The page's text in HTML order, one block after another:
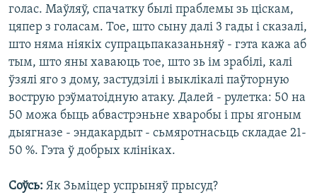
голас. Маўляў, спачатку былі праблемы зь ціскам,
цяпер з голасам. Тое, што сыну далі 3 гады і сказалі,
што няма ніякіх супрацьпаказаньняў - гэта кажа аб
тым, што яны хаваюць тое, што зь ім зрабілі, калі
ўзялі яго з дому, застудзілі і выклікалі паўторную
вострую рэўматоідную атаку. Далей - рулетка: 50 на
50 можа быць абвастрэньне хваробы і пры ягоным
дыягназе - эндакардыт - сьмяротнасьць складае 21-
50 %. Гэта ў добрых клініках.
Соўсь: Як Зьміцер успрыняў прысуд?